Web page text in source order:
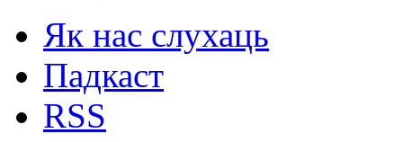
Як нас слухаць
Падкаст
RSS